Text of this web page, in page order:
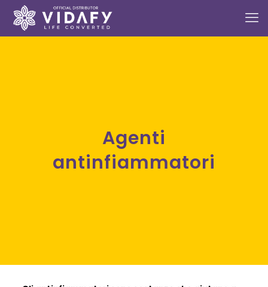
Agenti
antinfiammatori